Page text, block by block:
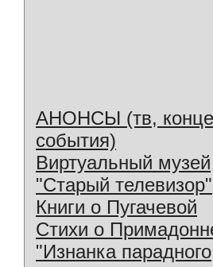
АНОНСЫ (тв,
события)
Виртуальный музей
"Старый телевизор"
Книги о Пугачевой
Стихи о
"Изнанка парадного